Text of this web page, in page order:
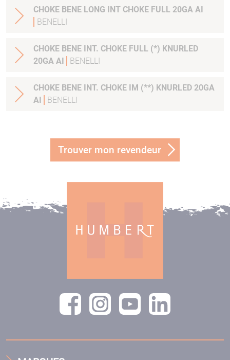
CHOKE BENE LONG INT CHOKE FULL 20GA AI
BENELLI
CHOKE BENE INT. CHOKE FULL (*) KNURLED
20GA AI
BENELLI
CHOKE BENE INT. CHOKE IM (**) KNURLED 20GA
AI
BENELLI
Trouver mon revendeur